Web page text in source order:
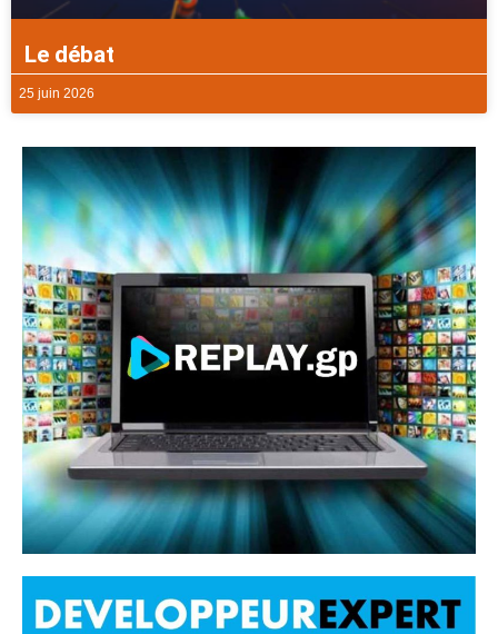
Le débat
25 juin 2026